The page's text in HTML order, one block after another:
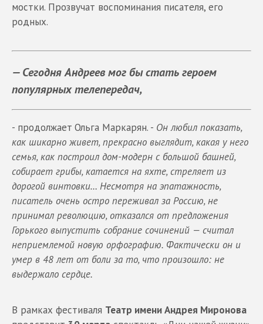
мостки. Прозвучат воспоминания писателя, его
родных.
— Сегодня Андреев мог бы стать героем
популярных телепередач,
- продолжает Ольга Маркарян. - Он любил показать,
как шикарно живет, прекрасно выглядит, какая у него
семья, как построил дом-модерн с большой башней,
собирает грибы, катается на яхте, стреляет из
дорогой винтовки… Несмотря на эпатажность,
писатель очень остро переживал за Россию, не
принимал революцию, отказался от предложения
Горького выпустить собрание сочинений — считал
неприемлемой новую орфографию. Фактически он и
умер в 48 лет от боли за то, что произошло: не
выдержало сердце.
В рамках фестиваля Театр имени Андрея Миронова